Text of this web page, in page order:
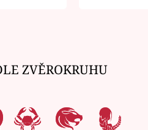
ZVĚROKRUHU